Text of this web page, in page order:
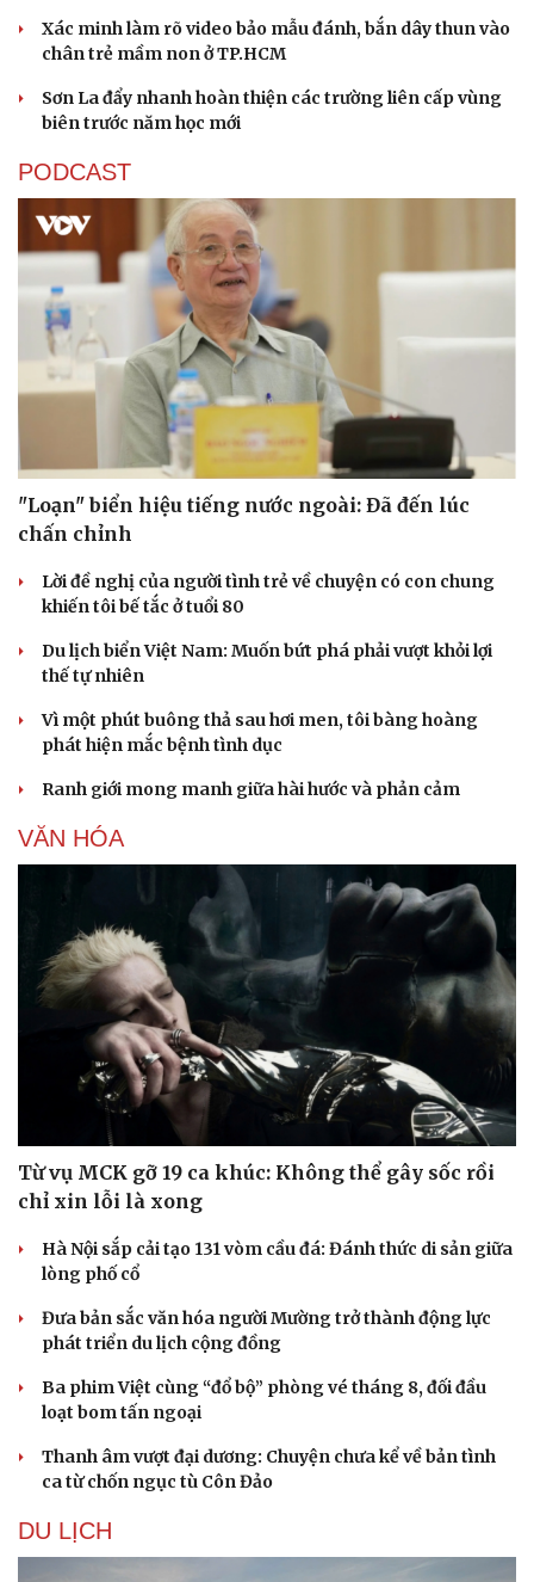
Văn hóa
Sân khấu - Điện ảnh
Âm nhạc
Di sản
Nghệ sĩ
Xác minh làm rõ video bảo mẫu đánh, bắn dây thun vào
chân trẻ mầm non ở TP.HCM
Sơn La đẩy nhanh hoàn thiện các trường liên cấp vùng
biên trước năm học mới
PODCAST
"Loạn" biển hiệu tiếng nước ngoài: Đã đến lúc
chấn chỉnh
Lời đề nghị của người tình trẻ về chuyện có con chung
khiến tôi bế tắc ở tuổi 80
Du lịch biển Việt Nam: Muốn bứt phá phải vượt khỏi lợi
thế tự nhiên
Vì một phút buông thả sau hơi men, tôi bàng hoàng
phát hiện mắc bệnh tình dục
Ranh giới mong manh giữa hài hước và phản cảm
VĂN HÓA
Từ vụ MCK gỡ 19 ca khúc: Không thể gây sốc rồi
chỉ xin lỗi là xong
Hà Nội sắp cải tạo 131 vòm cầu đá: Đánh thức di sản giữa
lòng phố cổ
Đưa bản sắc văn hóa người Mường trở thành động lực
phát triển du lịch cộng đồng
Ba phim Việt cùng “đổ bộ” phòng vé tháng 8, đối đầu
loạt bom tấn ngoại
Thanh âm vượt đại dương: Chuyện chưa kể về bản tình
ca từ chốn ngục tù Côn Đảo
DU LỊCH